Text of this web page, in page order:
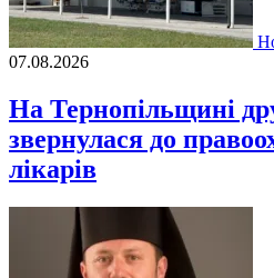
07.08.2026
На Тернопільщині
звернулася до
лікарів